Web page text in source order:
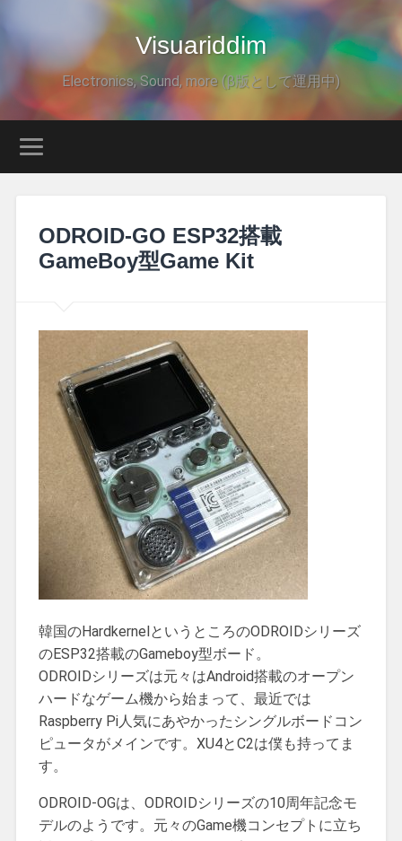
Visuariddim
Electronics, Sound, more (β版として運用中)
ODROID-GO ESP32搭載
GameBoy型Game Kit
韓国のHardkernelというところのODROIDシリーズ
のESP32搭載のGameboy型ボード。
ODROIDシリーズは元々はAndroid搭載のオープン
ハードなゲーム機から始まって、最近では
Raspberry Pi人気にあやかったシングルボードコン
ピュータがメインです。XU4とC2は僕も持ってま
す。
ODROID-OGは、ODROIDシリーズの10周年記念モ
デルのようです。元々のGame機コンセプトに立ち